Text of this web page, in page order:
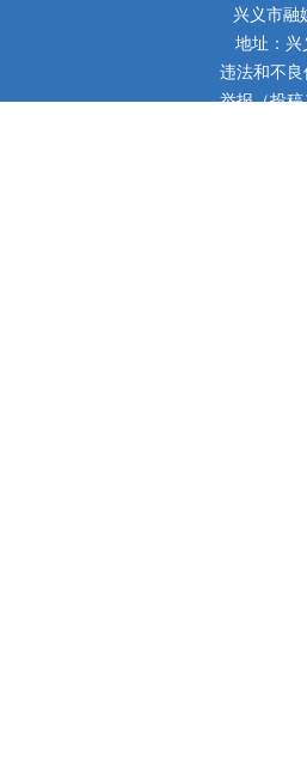
兴义市融
地址：兴
违法和不良
举报（投稿